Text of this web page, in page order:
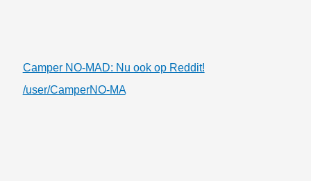
Camper NO-MAD: Nu ook op Reddit!
/user/CamperNO-MA